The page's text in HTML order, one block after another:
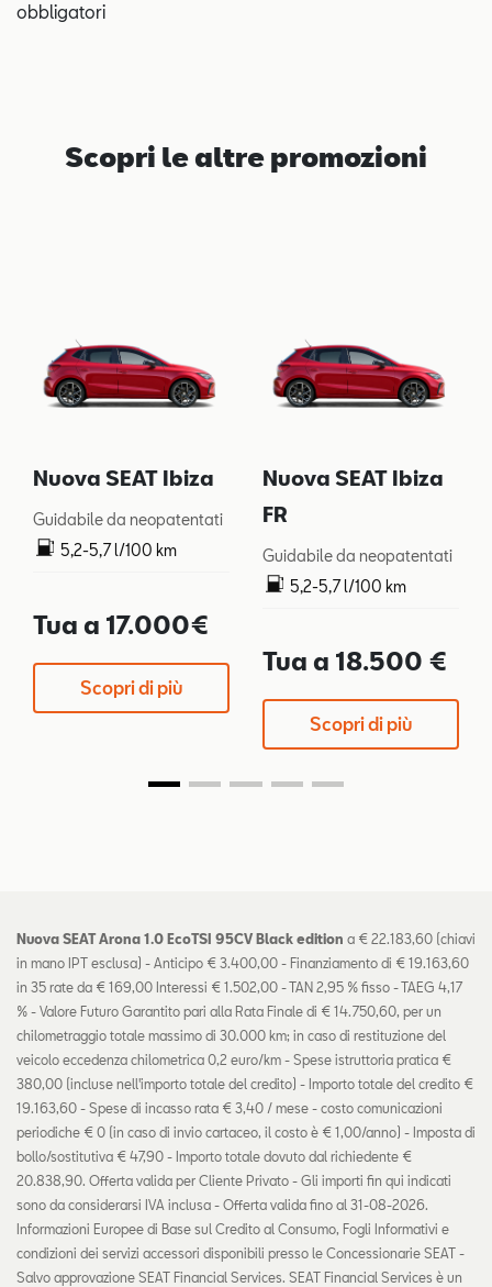
obbligatori
Scopri le altre promozioni
Nuova SEAT Ibiza
Guidabile da neopatentati
5,2-5,7 l/100 km
Tua a 17.000€
Scopri di più
Nuova SEAT Ibiza
FR
Guidabile da neopatentati
5,2-5,7 l/100 km
Tua a 18.500 €
Scopri di più
Nuova SEAT Arona 1.0 EcoTSI 95CV Black edition a € 22.183,60 (chiavi
in mano IPT esclusa) - Anticipo € 3.400,00 - Finanziamento di € 19.163,60
in 35 rate da € 169,00 Interessi € 1.502,00 - TAN 2,95 % fisso - TAEG 4,17
% - Valore Futuro Garantito pari alla Rata Finale di € 14.750,60, per un
chilometraggio totale massimo di 30.000 km; in caso di restituzione del
veicolo eccedenza chilometrica 0,2 euro/km - Spese istruttoria pratica €
380,00 (incluse nell'importo totale del credito) - Importo totale del credito €
19.163,60 - Spese di incasso rata € 3,40 / mese - costo comunicazioni
periodiche € 0 (in caso di invio cartaceo, il costo è € 1,00/anno) - Imposta di
bollo/sostitutiva € 47,90 - Importo totale dovuto dal richiedente €
20.838,90. Offerta valida per Cliente Privato - Gli importi fin qui indicati
sono da considerarsi IVA inclusa - Offerta valida fino al 31-08-2026.
Informazioni Europee di Base sul Credito al Consumo, Fogli Informativi e
condizioni dei servizi accessori disponibili presso le Concessionarie SEAT -
Salvo approvazione SEAT Financial Services. SEAT Financial Services è un